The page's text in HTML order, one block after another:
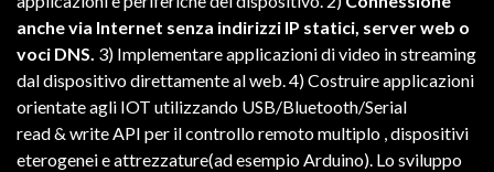
anchevia Internet senza indirizzi IP statici, serverweb o
voci DNS. 3) Implementareapplicazionidivideo in streaming
daldispositivodirettamentealweb. 4) Costruireapplicazioni
orientateagli IOT utilizzando USB/Bluetooth/Serial
read& writeAPI per ilcontrolloremotomultiplo ,dispositivi
eterogeneieattrezzature(ad esempioArduino). Lo sviluppo